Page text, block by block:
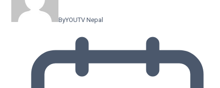
ByYOUTV Nepal